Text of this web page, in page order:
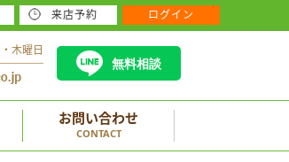
木曜日
無料相談
お問い合わせ
CONTACT
来店予約 ログイン